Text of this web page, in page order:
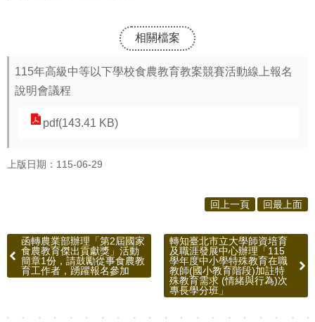
相關檔案
115年高級中等以下學校食農教育教案競賽活動線上報名
說明會議程
pdf(143.41 KB)
上版日期：115-06-29
回上一頁 回最上面
函轉農業部辦理「第2屆國家
食農教育傑出貢獻獎」活動
簡章1份，請鼓勵從事食農教
育工作者，踴躍報名參加
轉知臺北市立大學師資培育
及職涯發展中心辦理「115
學年度中小學特殊教育在職
教師(國小教育階段)加註特
殊教育需求 (情緒與行為)次
專長學分班」